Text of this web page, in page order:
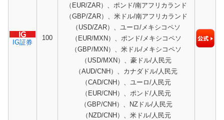
IG証券
100
（EUR/ZAR）、ポンド/南アフリカランド
（GBP/ZAR）、米ドル/南アフリカランド
（USD/ZAR）、ユーロ/メキシコペソ
（EUR/MXN）、ポンド/メキシコペソ
（GBP/MXN）、米ドル/メキシコペソ
（USD/MXN）、豪ドル/人民元
（AUD/CNH）、カナダドル/人民元
（CAD/CNH）、ユーロ/人民元
（EUR/CNH）、ポンド/人民元
（GBP/CNH）、NZドル/人民元
（NZD/CNH）、米ドル/人民元